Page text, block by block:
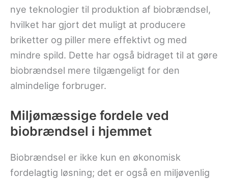
nye teknologier til produktion af biobrændsel,
hvilket har gjort det muligt at producere
briketter og piller mere effektivt og med
mindre spild. Dette har også bidraget til at gøre
biobrændsel mere tilgængeligt for den
almindelige forbruger.
Miljømæssige fordele ved
biobrændsel i hjemmet
Biobrændsel er ikke kun en økonomisk
fordelagtig løsning; det er også en miljøvenlig